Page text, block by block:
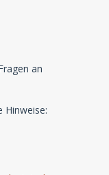
an
Hinweise: